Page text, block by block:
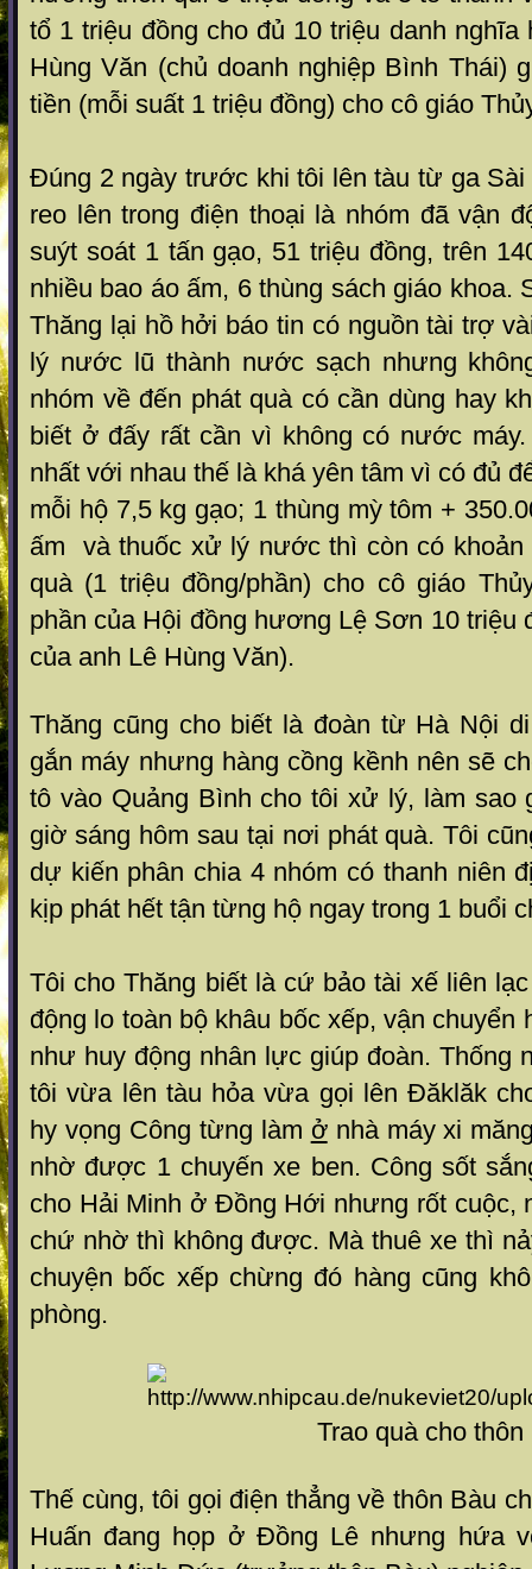
tổ 1 triệu đồng cho đủ 10 triệu danh nghĩa
Hùng Văn (chủ doanh nghiệp Bình Thái)
tiền (mỗi suất 1 triệu đồng) cho cô giáo
Đúng 2 ngày trước khi tôi lên tàu từ ga
reo lên trong điện thoại là nhóm đã vận
suýt soát 1 tấn gạo, 51 triệu đồng, trên
nhiều bao áo ấm, 6 thùng sách giáo khoa.
Thăng lại hồ hởi báo tin có nguồn tài trợ
lý nước lũ thành nước sạch nhưng
nhóm về đến phát quà có cần dùng hay
biết ở đấy rất cần vì không có nước
nhất với nhau thế là khá yên tâm vì có đủ
mỗi hộ 7,5 kg gạo; 1 thùng mỳ tôm +
ấm và thuốc xử lý nước thì còn có khoản
quà (1 triệu đồng/phần) cho cô giáo
phần của Hội đồng hương Lệ Sơn 10 triệu
của anh Lê Hùng Văn).
Thăng cũng cho biết là đoàn từ Hà Nội
gắn máy nhưng hàng cồng kềnh nên sẽ
tô vào Quảng Bình cho tôi xử lý, làm sao
giờ sáng hôm sau tại nơi phát quà. Tôi
dự kiến phân chia 4 nhóm có thanh niên
kịp phát hết tận từng hộ ngay trong 1 buổi
Tôi cho Thăng biết là cứ bảo tài xế liên
động lo toàn bộ khâu bốc xếp, vận chuyển
như huy động nhân lực giúp đoàn. Thống
tôi vừa lên tàu hỏa vừa gọi lên Đăklăk
hy vọng Công từng làm ởnhà máy xi
nhờ được 1 chuyến xe ben. Công sốt
cho Hải Minh ở Đồng Hới nhưng rốt cuộc,
chứ nhờ thì không được. Mà thuê xe thì
chuyện bốc xếp chừng đó hàng cũng
phòng.
Trao quà cho thôn
Thế cùng, tôi gọi điện thẳng về thôn Bàu
Huấn đang họp ở Đồng Lê nhưng hứa